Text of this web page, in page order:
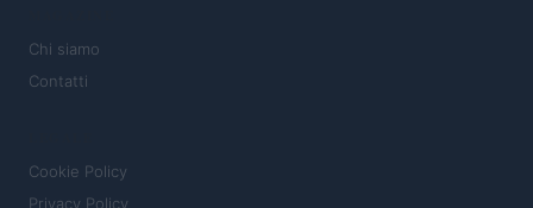
Chi siamo
Contatti
Cookie Policy
Privacy Policy